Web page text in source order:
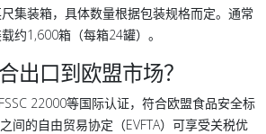
集装箱，具体数量根据包装规格而定。通常
约1,600箱（每箱24罐）。
出口到欧盟市场？
22000等国际认证，符合欧盟食品安全标
间的自由贸易协定（EVFTA）可享受关税优